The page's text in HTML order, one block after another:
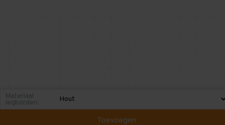
Materiaal
legborden:
Toevoegen